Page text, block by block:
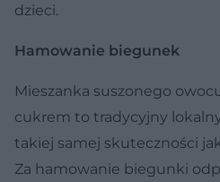
dzieci.
Hamowanie biegunek
Mieszanka suszonego
cukrem to tradycyjny
takiej samej skuteczności
Za hamowanie biegunki